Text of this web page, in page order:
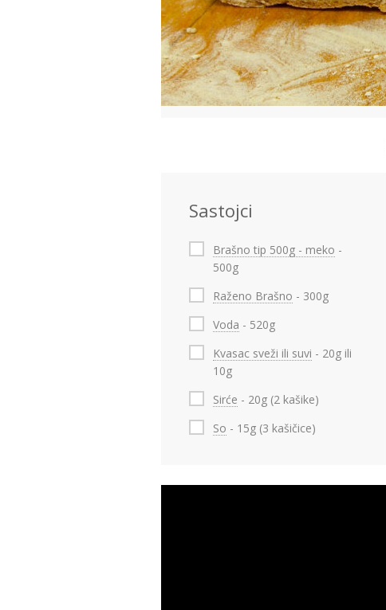
Sastojci
Brašno tip 500g - meko -
500g
Raženo Brašno - 300g
Voda - 520g
Kvasac sveži ili suvi - 20g ili
10g
Sirće - 20g (2 kašike)
So - 15g (3 kašičice)